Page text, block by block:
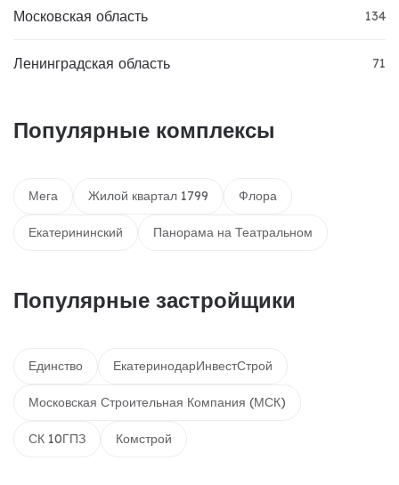
Московская область 134
Ленинградская область 71
Популярные комплексы
Мега Жилой квартал 1799 Флора
Екатерининский Панорама на Театральном
Популярные застройщики
Единство ЕкатеринодарИнвестСтрой
Московская Строительная Компания (МСК)
СК 10ГПЗ Комстрой